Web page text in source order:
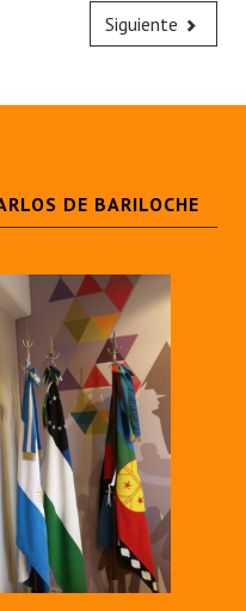
Siguiente
DE BARILOCHE